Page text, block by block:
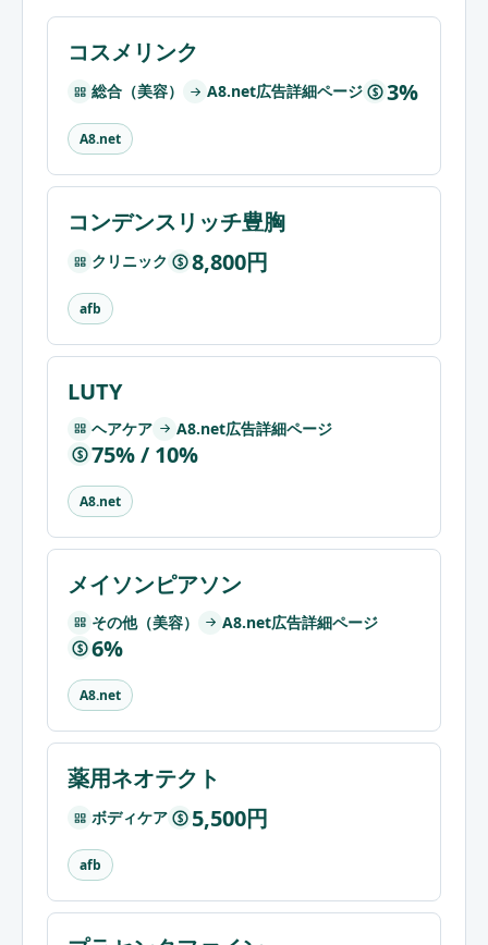
コスメリンク
総合（美容） A8.net広告詳細ページ $ 3%
A8.net
コンデンスリッチ豊胸
クリニック $ 8,800円
afb
LUTY
ヘアケア A8.net広告詳細ページ
$ 75% / 10%
A8.net
メイソンピアソン
その他（美容） A8.net広告詳細ページ
$ 6%
A8.net
薬用ネオテクト
ボディケア $ 5,500円
afb